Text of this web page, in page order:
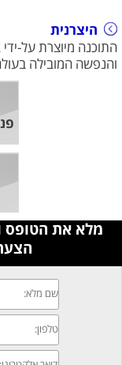
היצרנית
והנפשה המובילה
מלא את הטופס
הצעת